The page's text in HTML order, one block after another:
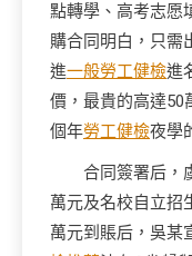
點轉學、高考志愿
購合同明白，只需
進一般勞工健檢進
價，最貴的高達50
個年勞工健檢夜學
合同簽署后，
萬元及名校自立招
萬元到賬后，吳某